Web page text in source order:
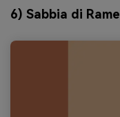
6) Sabbia di Rame